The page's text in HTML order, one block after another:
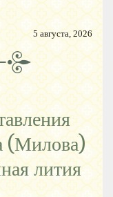
5 августа, 2026
(Милова)
лития